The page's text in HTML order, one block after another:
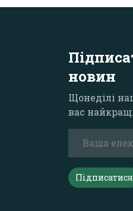
новин
Щонеділі
вас
Підписатися